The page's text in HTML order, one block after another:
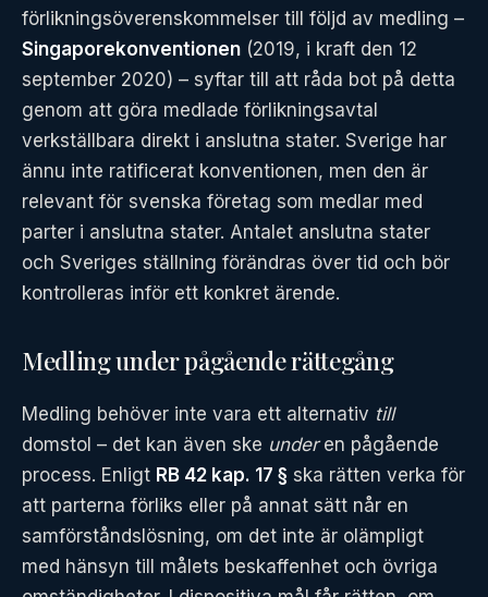
förlikningsöverenskommelser till följd av medling –
Singaporekonventionen (2019, i kraft den 12
september 2020) – syftar till att råda bot på detta
genom att göra medlade förlikningsavtal
verkställbara direkt i anslutna stater. Sverige har
ännu inte ratificerat konventionen, men den är
relevant för svenska företag som medlar med
parter i anslutna stater. Antalet anslutna stater
och Sveriges ställning förändras över tid och bör
kontrolleras inför ett konkret ärende.
Medling under pågående rättegång
Medling behöver inte vara ett alternativ till
domstol – det kan även ske underen pågående
process. Enligt RB 42 kap. 17 § ska rätten verka för
att parterna förliks eller på annat sätt når en
samförståndslösning, om det inte är olämpligt
med hänsyn till målets beskaffenhet och övriga